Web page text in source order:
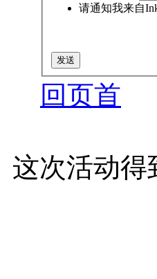
请通知我来自
回页首
这次活动得